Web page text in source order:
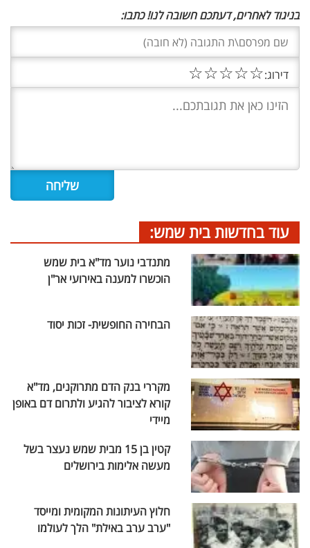
בניגוד לאחרים, דעתכם חשובה לנו! כתבו:
דירוג:☆
☆
☆
☆
☆
עוד בחדשות בית שמש:
מתנדבי נוער מד"א בית שמש
הוכשרו למענה באירועי אר"ן
הבחירה החופשית- זכות יסוד
מקררי בנק הדם מתרוקנים, מד"א
קורא לציבור להגיע ולתרום דם באופן
מיידי
קטין בן 15 מבית שמש נעצר בשל
מעשה אלימות בירושלים
חלוץ העיתונות המקומית ומייסד
"ערב ערב באילת" הלך לעולמו